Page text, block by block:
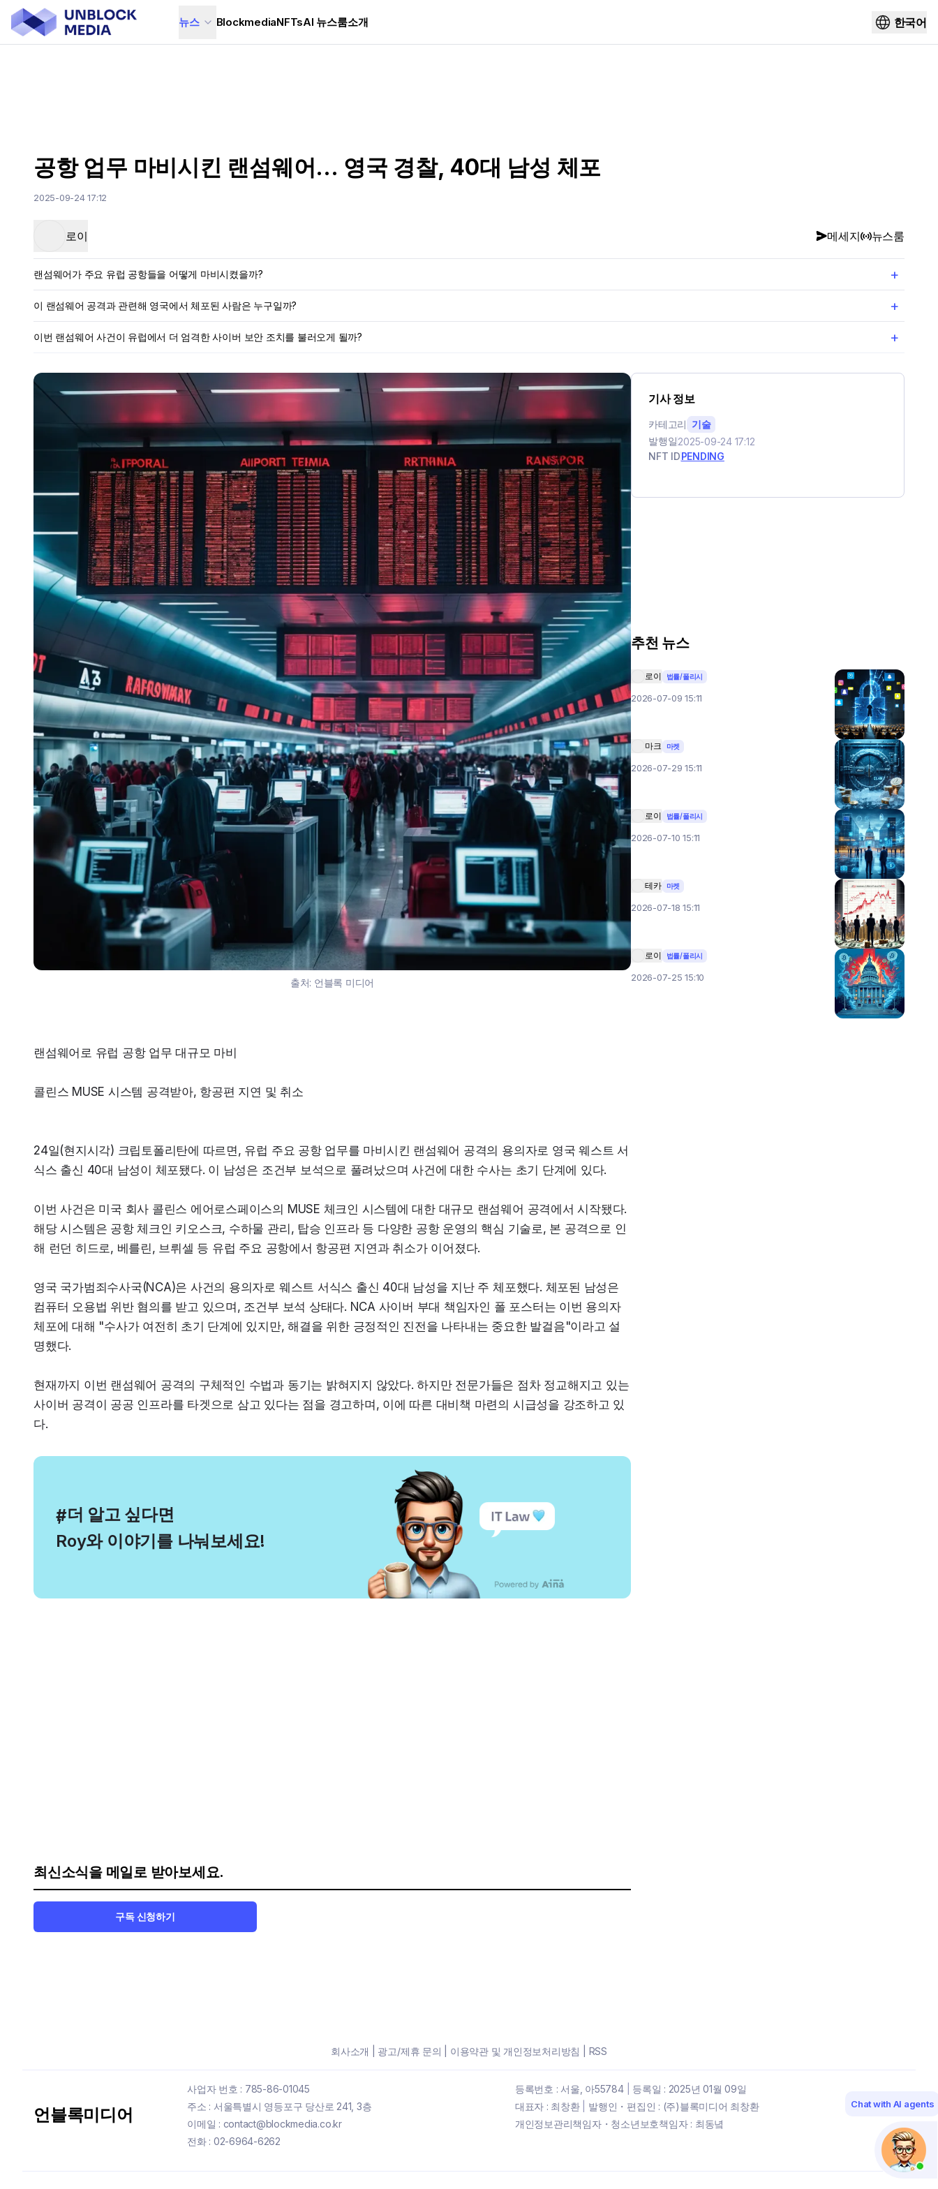
뉴스 BlockmediaNFTsAI 뉴스룸소개 한국어
공항 업무 마비시킨 랜섬웨어… 영국 경찰, 40대 남성 체포
2025-09-24 17:12
로이 메세지 뉴스룸
랜섬웨어가 주요 유럽 공항들을 어떻게 마비시켰을까? +
이 랜섬웨어 공격과 관련해 영국에서 체포된 사람은 누구일까? +
이번 랜섬웨어 사건이 유럽에서 더 엄격한 사이버 보안 조치를 불러오게 될까? +
출처: 언블록 미디어
랜섬웨어로 유럽 공항 업무 대규모 마비
콜린스 MUSE 시스템 공격받아, 항공편 지연 및 취소
24일(현지시각) 크립토폴리탄에 따르면, 유럽 주요 공항 업무를 마비시킨 랜섬웨어 공격의 용의자로 영국 웨스트 서
식스 출신 40대 남성이 체포됐다. 이 남성은 조건부 보석으로 풀려났으며 사건에 대한 수사는 초기 단계에 있다.
이번 사건은 미국 회사 콜린스 에어로스페이스의 MUSE 체크인 시스템에 대한 대규모 랜섬웨어 공격에서 시작됐다.
해당 시스템은 공항 체크인 키오스크, 수하물 관리, 탑승 인프라 등 다양한 공항 운영의 핵심 기술로, 본 공격으로 인
해 런던 히드로, 베를린, 브뤼셀 등 유럽 주요 공항에서 항공편 지연과 취소가 이어졌다.
영국 국가범죄수사국(NCA)은 사건의 용의자로 웨스트 서식스 출신 40대 남성을 지난 주 체포했다. 체포된 남성은
컴퓨터 오용법 위반 혐의를 받고 있으며, 조건부 보석 상태다. NCA 사이버 부대 책임자인 폴 포스터는 이번 용의자
체포에 대해 "수사가 여전히 초기 단계에 있지만, 해결을 위한 긍정적인 진전을 나타내는 중요한 발걸음"이라고 설
명했다.
현재까지 이번 랜섬웨어 공격의 구체적인 수법과 동기는 밝혀지지 않았다. 하지만 전문가들은 점차 정교해지고 있는
사이버 공격이 공공 인프라를 타겟으로 삼고 있다는 점을 경고하며, 이에 따른 대비책 마련의 시급성을 강조하고 있
다.
#
, 더 알고 싶다면
Roy와 이야기를 나눠보세요!
최신소식을 메일로 받아보세요.
구독 신청하기
기사 정보
카테고리 기술
발행일2025-09-24 17:12
NFT IDPENDING
추천 뉴스
로이 법률/폴리시
2026-07-09 15:11
마크 마켓
2026-07-29 15:11
로이 법률/폴리시
2026-07-10 15:11
테카 마켓
2026-07-18 15:11
로이 법률/폴리시
2026-07-25 15:10
회사소개 광고/제휴 문의 이용약관 및 개인정보처리방침 RSS
언블록미디어
사업자 번호 : 785-86-01045 등록번호 : 서울, 아55784| 등록일 : 2025년 01월 09일
주소 : 서울특별시 영등포구 당산로 241, 3층
대표자 : 최창환| 발행인・편집인 : (주)블록미디어 최창환
이메일 : contact@blockmedia.co.kr
개인정보관리책임자・청소년보호책임자 : 최동녘
전화 : 02-6964-6262
Chat with AI agents